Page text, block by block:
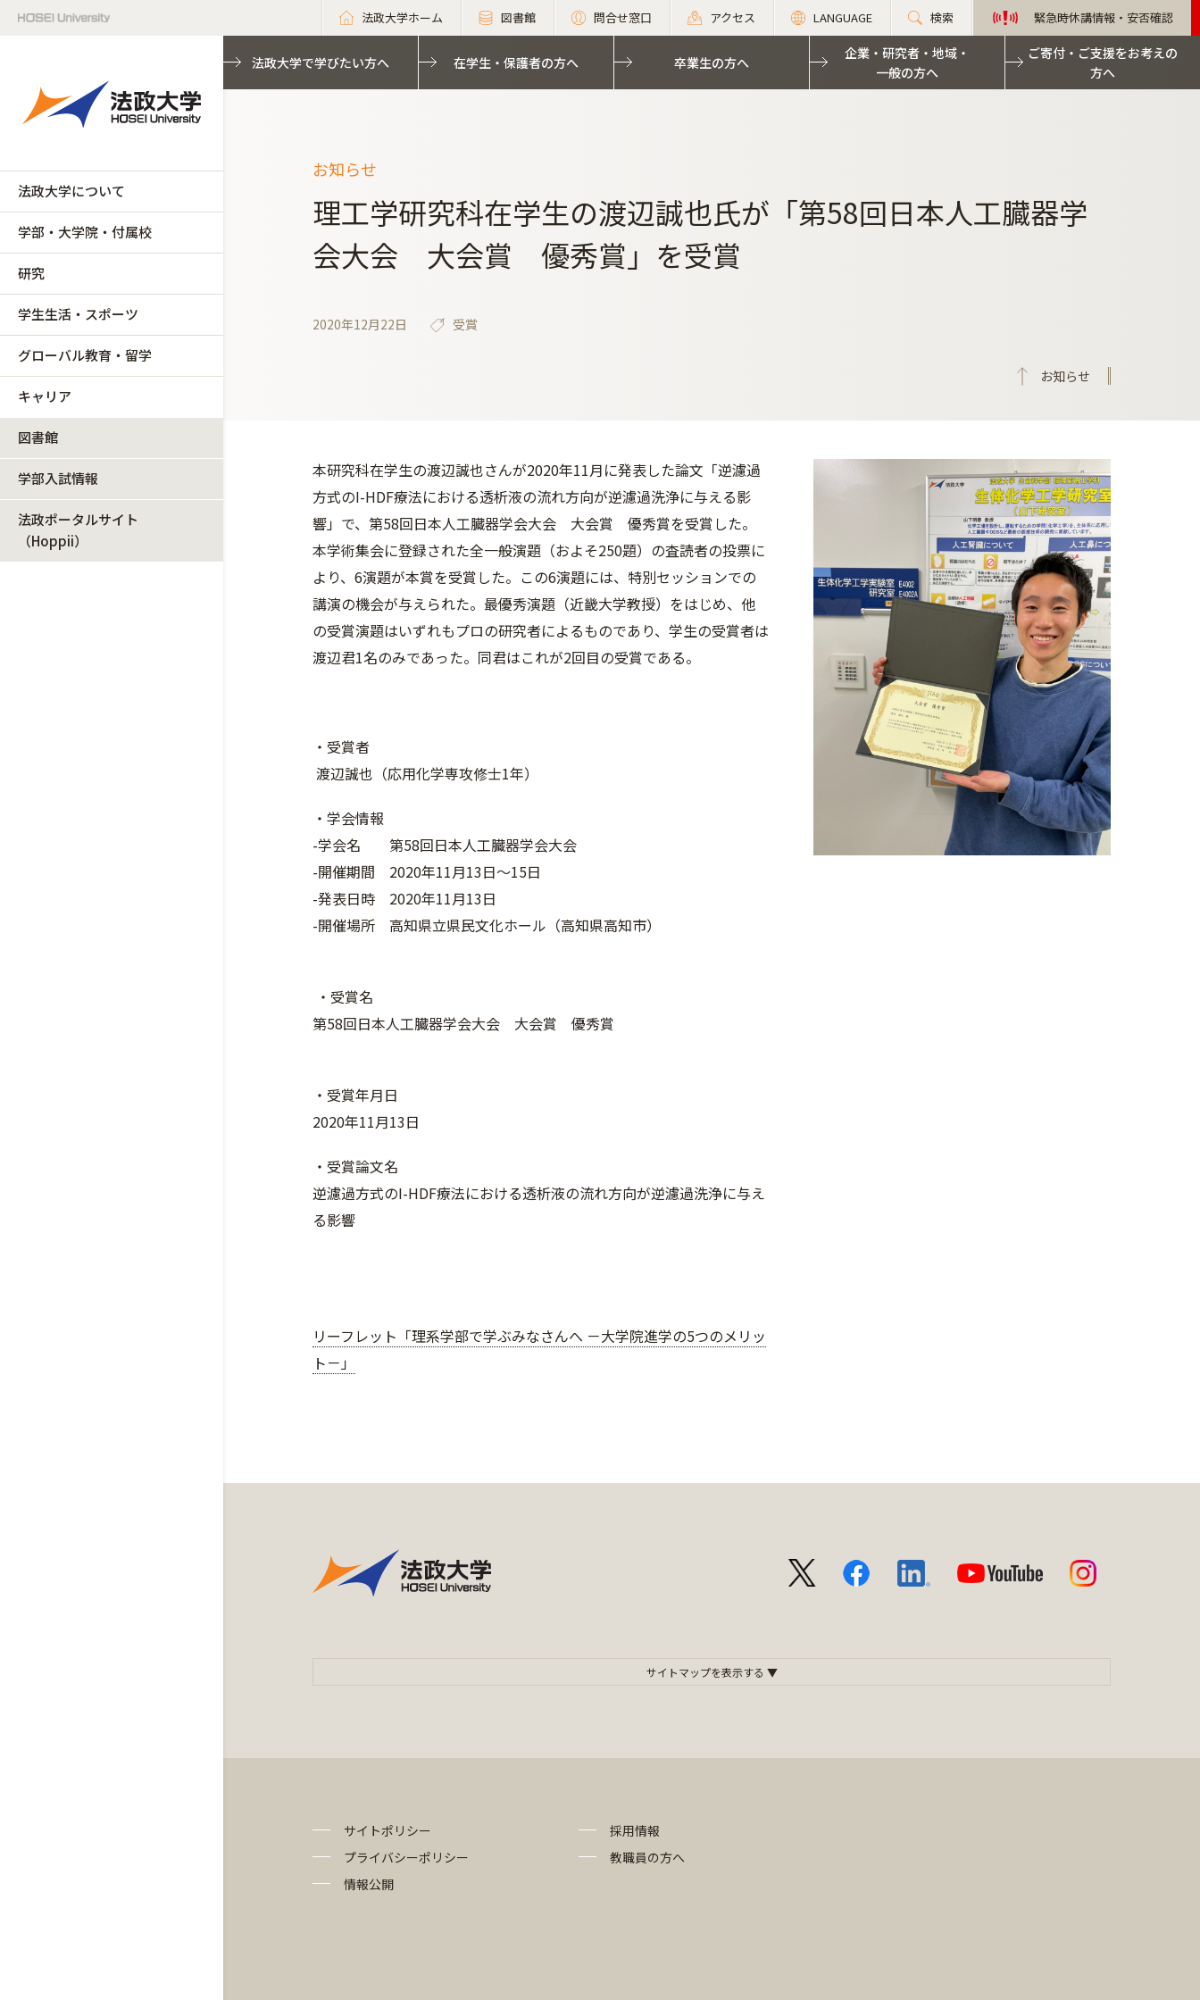
法政大学ホーム 図書館 問合せ窓口 アクセス LANGUAGE 検索 緊急時休講情報・安否確認
法政大学について
学部・大学院・付属校
研究
学生生活・スポーツ
グローバル教育・留学
キャリア
図書館
学部入試情報
法政ポータルサイト
（Hoppii）
法政大学で学びたい方へ 在学生・保護者の方へ 卒業生の方へ
企業・研究者・地域・
一般の方へ
ご寄付・ご支援をお考えの
方へ
お知らせ
理工学研究科在学生の渡辺誠也氏が「第58回日本人工臓器学
会大会 大会賞 優秀賞」を受賞
2020年12月22日 受賞
お知らせ
本研究科在学生の渡辺誠也さんが2020年11月に発表した論文「逆濾過
方式のI-HDF療法における透析液の流れ方向が逆濾過洗浄に与える影
響」で、第58回日本人工臓器学会大会 大会賞 優秀賞を受賞した。
本学術集会に登録された全一般演題（およそ250題）の査読者の投票に
より、6演題が本賞を受賞した。この6演題には、特別セッションでの
講演の機会が与えられた。最優秀演題（近畿大学教授）をはじめ、他
の受賞演題はいずれもプロの研究者によるものであり、学生の受賞者は
渡辺君1名のみであった。同君はこれが2回目の受賞である。
・受賞者
渡辺誠也（応用化学専攻修士1年）
・学会情報
-学会名 第58回日本人工臓器学会大会
-開催期間 2020年11月13日～15日
-発表日時 2020年11月13日
-開催場所 高知県立県民文化ホール（高知県高知市）
・受賞名
第58回日本人工臓器学会大会 大会賞 優秀賞
・受賞年月日
2020年11月13日
・受賞論文名
逆濾過方式のI-HDF療法における透析液の流れ方向が逆濾過洗浄に与え
る影響
リーフレット「理系学部で学ぶみなさんへ －大学院進学の5つのメリッ
ト－」
サイトポリシー
プライバシーポリシー
情報公開
採用情報
教職員の方へ